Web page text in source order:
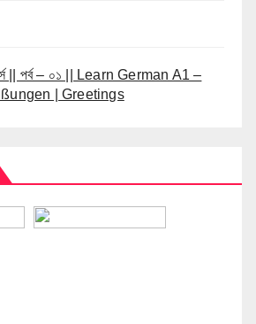
|| পর্ব – ০১ || Learn German A1 –
| Greetings